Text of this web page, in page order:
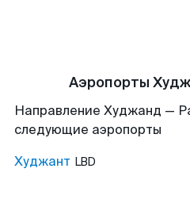
Аэропорты
Направление Худжанд —
следующие аэропорты
Худжант LBD